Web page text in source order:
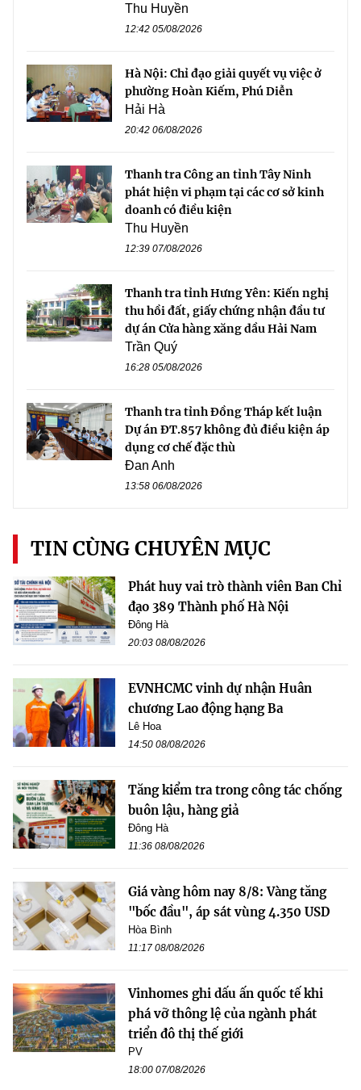
Thu Huyền
12:42 05/08/2026
Hà Nội: Chỉ đạo giải quyết vụ việc ở
phường Hoàn Kiếm, Phú Diễn
Hải Hà
20:42 06/08/2026
Thanh tra Công an tỉnh Tây Ninh
phát hiện vi phạm tại các cơ sở kinh
doanh có điều kiện
Thu Huyền
12:39 07/08/2026
Thanh tra tỉnh Hưng Yên: Kiến nghị
thu hồi đất, giấy chứng nhận đầu tư
dự án Cửa hàng xăng dầu Hải Nam
Trần Quý
16:28 05/08/2026
Thanh tra tỉnh Đồng Tháp kết luận
Dự án ĐT.857 không đủ điều kiện áp
dụng cơ chế đặc thù
Đan Anh
13:58 06/08/2026
TIN CÙNG CHUYÊN MỤC
Phát huy vai trò thành viên Ban Chỉ
đạo 389 Thành phố Hà Nội
Đông Hà
20:03 08/08/2026
EVNHCMC vinh dự nhận Huân
chương Lao động hạng Ba
Lê Hoa
14:50 08/08/2026
Tăng kiểm tra trong công tác chống
buôn lậu, hàng giả
Đông Hà
11:36 08/08/2026
Giá vàng hôm nay 8/8: Vàng tăng
"bốc đầu", áp sát vùng 4.350 USD
Hòa Bình
11:17 08/08/2026
Vinhomes ghi dấu ấn quốc tế khi
phá vỡ thông lệ của ngành phát
triển đô thị thế giới
PV
18:00 07/08/2026